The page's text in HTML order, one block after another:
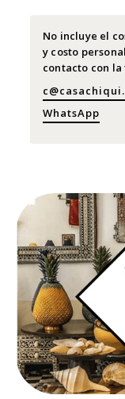
No incluye el
y costo
contacto con
WhatsApp